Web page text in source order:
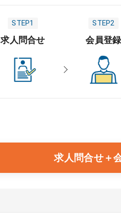
STEP1
求人問合せ
STEP2
会員登録
求人問合せ＋